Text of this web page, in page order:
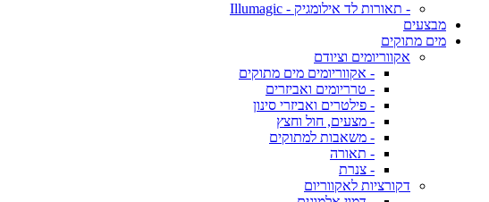
- תאורות לד אילומגיק - Illumagic
מבצעים
מים מתוקים
אקווריומים וציודם
- אקווריומים מים מתוקים
- טרריומים ואביזרים
- פילטרים ואביזרי סינון
- מצעים, חול וחצץ
- משאבות למתוקים
- תאורה
- צנרת
דקורציות לאקווריום